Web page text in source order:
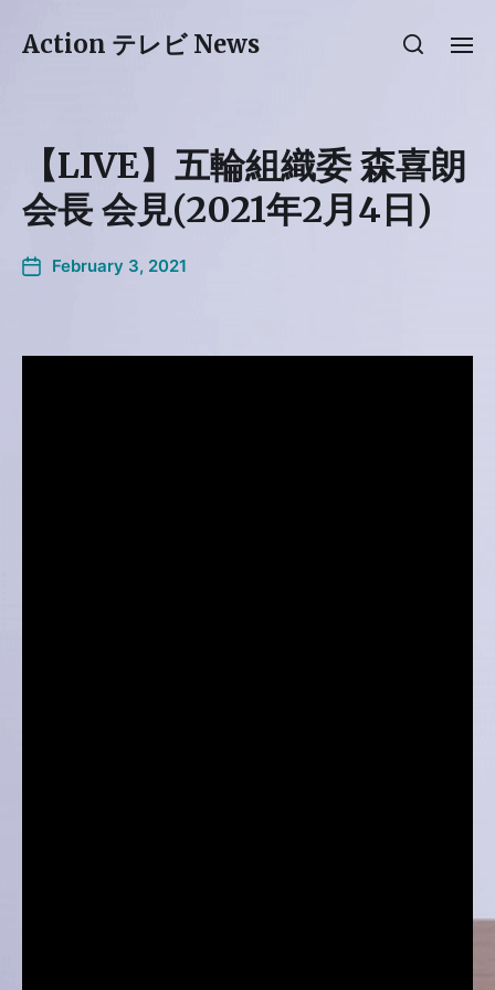
Action テレビ News
【LIVE】五輪組織委 森喜朗
会長 会見(2021年2月4日)
February 3, 2021